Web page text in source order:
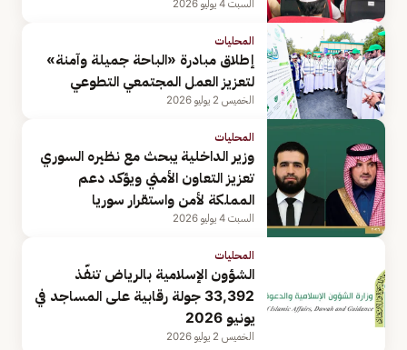
السبت 4 يوليو 2026
المحليات
إطلاق مبادرة «الباحة جميلة وآمنة»
لتعزيز العمل المجتمعي التطوعي
الخميس 2 يوليو 2026
المحليات
وزير الداخلية يبحث مع نظيره السوري
تعزيز التعاون الأمني ويؤكد دعم
المملكة لأمن واستقرار سوريا
السبت 4 يوليو 2026
المحليات
الشؤون الإسلامية بالرياض تنفّذ
33,392 جولة رقابية على المساجد في
يونيو 2026
الخميس 2 يوليو 2026